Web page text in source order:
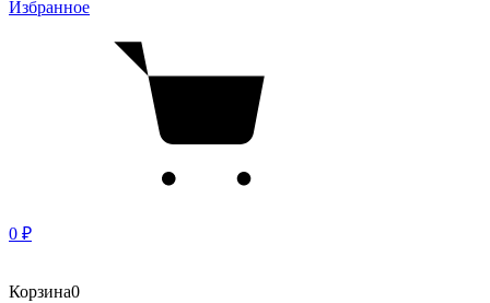
Избранное
0 ₽
Корзина0